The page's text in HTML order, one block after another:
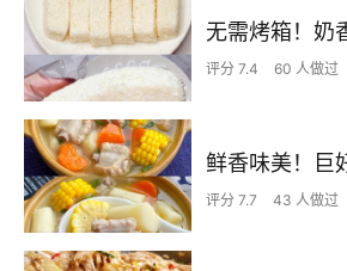
评分 7.4 60 人做过
评分 7.7 43 人做过